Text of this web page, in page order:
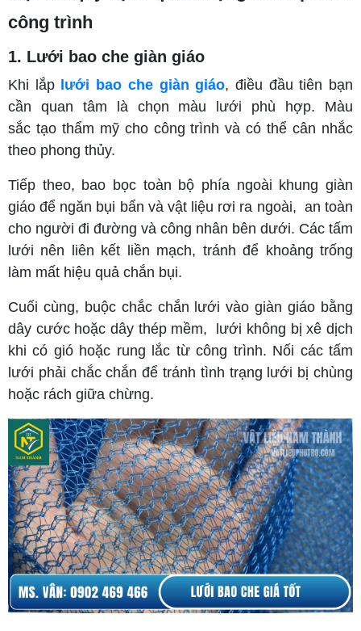
công trình
1. Lưới bao che giàn giáo
Khi lắp lưới bao che giàn giáo, điều đầu tiên bạn
cần quan tâm là chọn màu lưới phù hợp. Màu
sắc tạo thẩm mỹ cho công trình và có thể cân nhắc
theo phong thủy.
Tiếp theo, bao bọc toàn bộ phía ngoài khung giàn
giáo để ngăn bụi bẩn và vật liệu rơi ra ngoài, an toàn
cho người đi đường và công nhân bên dưới. Các tấm
lưới nên liên kết liền mạch, tránh để khoảng trống
làm mất hiệu quả chắn bụi.
Cuối cùng, buộc chắc chắn lưới vào giàn giáo bằng
dây cước hoặc dây thép mềm, lưới không bị xê dịch
khi có gió hoặc rung lắc từ công trình. Nối các tấm
lưới phải chắc chắn để tránh tình trạng lưới bị chùng
hoặc rách giữa chừng.